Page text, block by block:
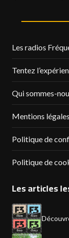
Les radios
Tentez
Qui sommes-
Mentions légales
Politique de
Politique de
Les articles